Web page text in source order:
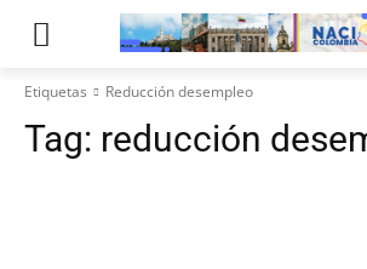
Etiquetas Reducción desempleo
Tag: reducción